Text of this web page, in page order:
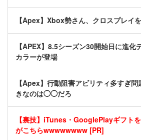
【Apex】Xbox勢さん、クロスプレイ
【APEX】8.5シーズン30開始日に進化
カラーが登場
【Apex】行動阻害アビリティ多すぎ
きなのは◯◯だろ
【裏技】iTunes・GooglePlayギフト
がこちらwwwwwwww [PR]